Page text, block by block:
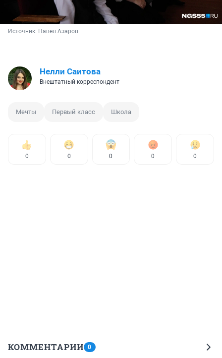
Источник: Павел Азаров
Нелли Саитова
Внештатный корреспондент
Мечты Первый класс Школа
0 0 0 0 0
КОММЕНТАРИИ 0